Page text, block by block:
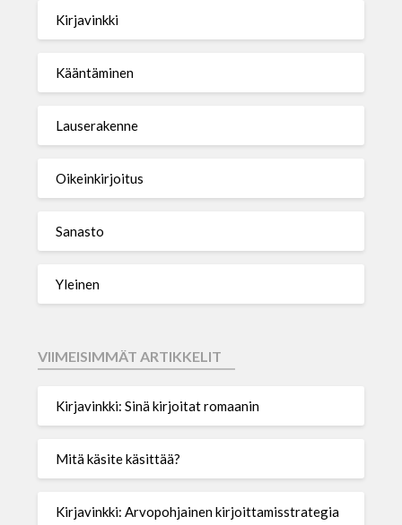
Kirjavinkki
Kääntäminen
Lauserakenne
Oikeinkirjoitus
Sanasto
Yleinen
VIIMEISIMMÄT ARTIKKELIT
Kirjavinkki: Sinä kirjoitat romaanin
Mitä käsite käsittää?
Kirjavinkki: Arvopohjainen kirjoittamisstrategia